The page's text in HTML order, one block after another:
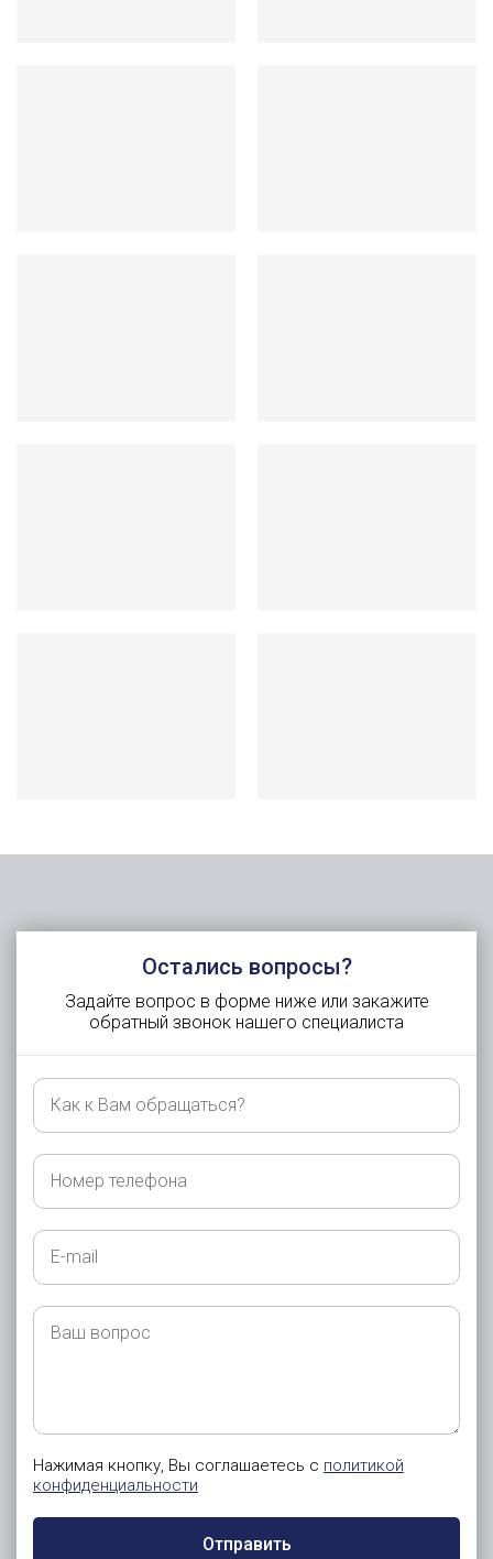
Остались вопросы?
Задайте вопрос в форме ниже или закажите
обратный звонок нашего специалиста
Как
Вам
обращаться?
Номер
телефона
E-
mail
Ваш
вопрос
Нажимая кнопку, Вы соглашаетесь с политикой
конфиденциальности
Отправить